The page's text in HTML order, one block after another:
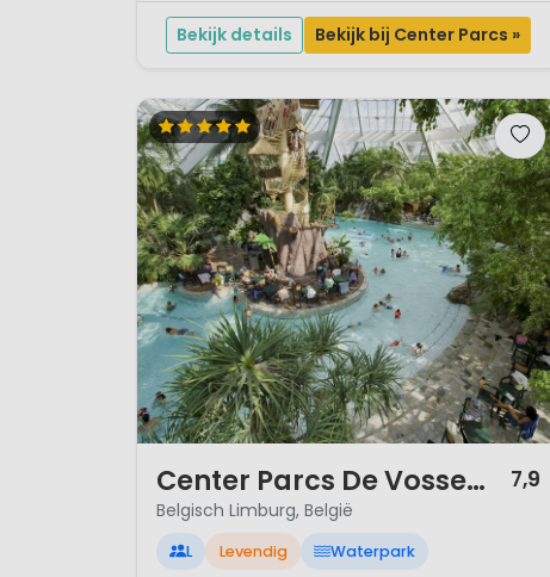
wandeltochten. Op het park geniet je van rust en
privac...
Bekijk details Bekijk bij Center Parcs »
Center Parcs De Vossemeren 7,9
Belgisch Limburg, België
L Levendig Waterpark